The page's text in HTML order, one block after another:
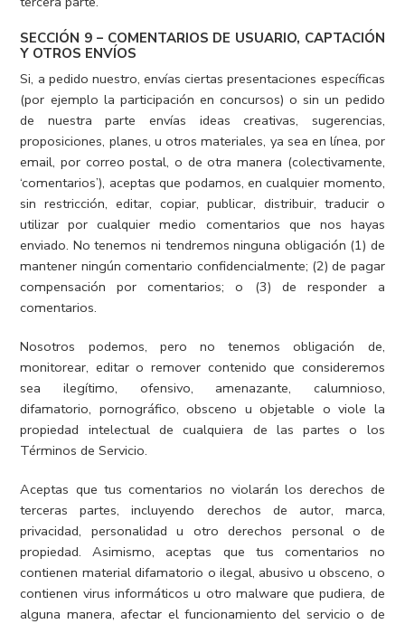
SECCIÓN 9 – COMENTARIOS DE USUARIO, CAPTACIÓN
Y OTROS ENVÍOS
Si, a pedido nuestro, envías ciertas presentaciones específicas
(por ejemplo la participación en concursos) o sin un pedido
de nuestra parte envías ideas creativas, sugerencias,
proposiciones, planes, u otros materiales, ya sea en línea, por
email, por correo postal, o de otra manera (colectivamente,
‘comentarios’), aceptas que podamos, en cualquier momento,
sin restricción, editar, copiar, publicar, distribuir, traducir o
utilizar por cualquier medio comentarios que nos hayas
enviado. No tenemos ni tendremos ninguna obligación (1) de
mantener ningún comentario confidencialmente; (2) de pagar
compensación por comentarios; o (3) de responder a
comentarios.
Nosotros podemos, pero no tenemos obligación de,
monitorear, editar o remover contenido que consideremos
sea ilegítimo, ofensivo, amenazante, calumnioso,
difamatorio, pornográfico, obsceno u objetable o viole la
propiedad intelectual de cualquiera de las partes o los
Términos de Servicio.
Aceptas que tus comentarios no violarán los derechos de
terceras partes, incluyendo derechos de autor, marca,
privacidad, personalidad u otro derechos personal o de
propiedad. Asimismo, aceptas que tus comentarios no
contienen material difamatorio o ilegal, abusivo u obsceno, o
contienen virus informáticos u otro malware que pudiera, de
alguna manera, afectar el funcionamiento del servicio o de